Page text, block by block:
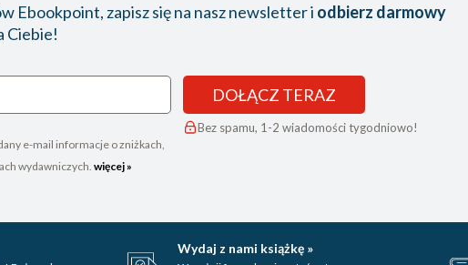
Ebookpoint, zapisz się na nasz newsletter i odbierz darmowy
Ciebie!
e-mail informacje o zniżkach,
wydawniczych. więcej »
DOŁĄCZ TERAZ
Bez spamu, 1-2 wiadomości tygodniowo!
Wydaj z nami książkę »